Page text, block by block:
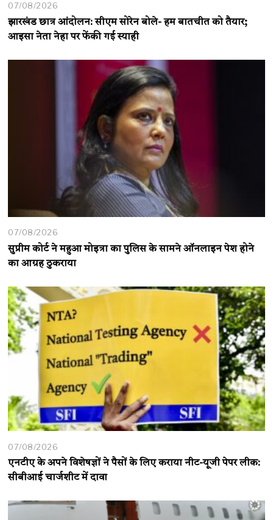
07/08/2026
झारखंड छात्र आंदोलन: सीएम सोरेन बोले- हम बातचीत को तैयार;
आइसा नेता नेहा पर फेंकी गई स्याही
07/08/2026
सुप्रीम कोर्ट ने महुआ मोइत्रा का पुलिस के सामने ऑनलाइन पेश होने
का आग्रह ठुकराया
07/08/2026
एनटीए के अपने विशेषज्ञों ने पैसों के लिए कराया नीट-यूजी पेपर लीक:
सीबीआई चार्जशीट में दावा